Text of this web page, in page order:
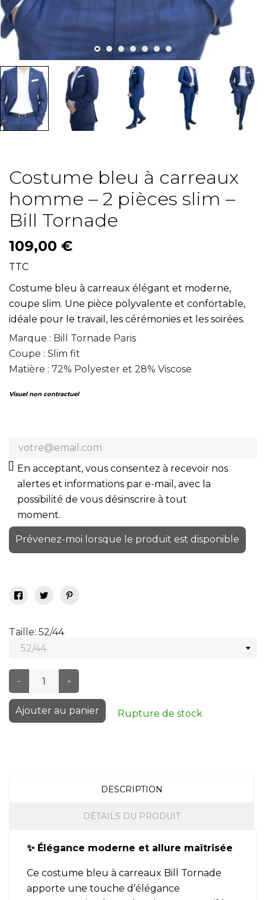
Costume bleu à carreaux
homme – 2 pièces slim –
Bill Tornade
109,00 €
TTC
Costume bleu à carreaux élégant et moderne,
coupe slim. Une pièce polyvalente et confortable,
idéale pour le travail, les cérémonies et les soirées.
Marque : Bill Tornade Paris
Coupe : Slim fit
Matière : 72% Polyester et 28% Viscose
Visuel non contractuel
En acceptant, vous consentez à recevoir nos
alertes et informations par e-mail, avec la
possibilité de vous désinscrire à tout
moment.
Prévenez-moi lorsque le produit est disponible
Taille: 52/44
– +
Ajouter au panier Rupture de stock
DESCRIPTION
DÉTAILS DU PRODUIT
✨ Élégance moderne et allure maîtrisée
Ce costume bleu à carreaux Bill Tornade
apporte une touche d’élégance